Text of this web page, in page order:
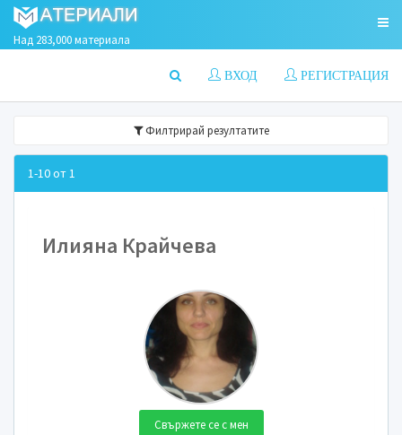
Над 283,000 материала
РЕГИСТРАЦИЯ
ВХОД
Филтрирай резултатите
1-10 от 1
Илияна Крайчева
Свържете се с мен